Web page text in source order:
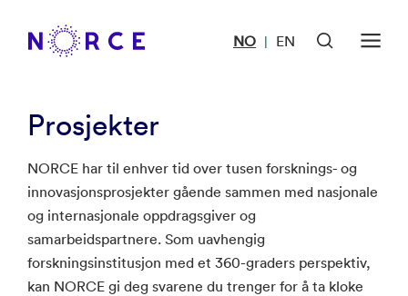
NO | EN
Prosjekter
NORCE har til enhver tid over tusen forsknings- og
innovasjonsprosjekter gående sammen med nasjonale
og internasjonale oppdragsgiver og
samarbeidspartnere. Som uavhengig
forskningsinstitusjon med et 360-graders perspektiv,
kan NORCE gi deg svarene du trenger for å ta kloke